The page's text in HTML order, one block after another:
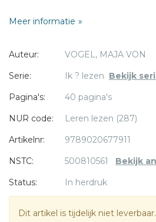
Meer informatie
Auteur:
VOGEL, MAJA VON
Serie:
Ik ? lezen Bekijk
Pagina's:
40 pagina's
NUR code:
Leren lezen (287)
Artikelnr:
9789020677911
NSTC:
500810561 Bekijk
Status:
In herdruk
Dit artikel is tijdelijk niet
Bericht *
* = verplicht